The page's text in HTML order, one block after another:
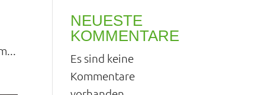
NEUESTE
KOMMENTARE
Es sind keine
Kommentare